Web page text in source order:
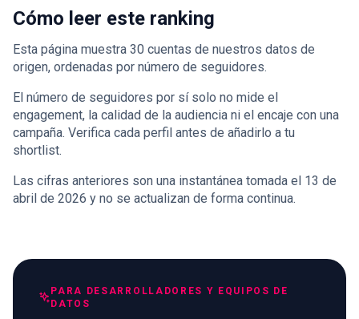
Cómo leer este ranking
Esta página muestra 30 cuentas de nuestros datos de
origen, ordenadas por número de seguidores.
El número de seguidores por sí solo no mide el
engagement, la calidad de la audiencia ni el encaje con una
campaña. Verifica cada perfil antes de añadirlo a tu
shortlist.
Las cifras anteriores son una instantánea tomada el 13 de
abril de 2026 y no se actualizan de forma continua.
PARA DESARROLLADORES Y EQUIPOS DE
DATOS